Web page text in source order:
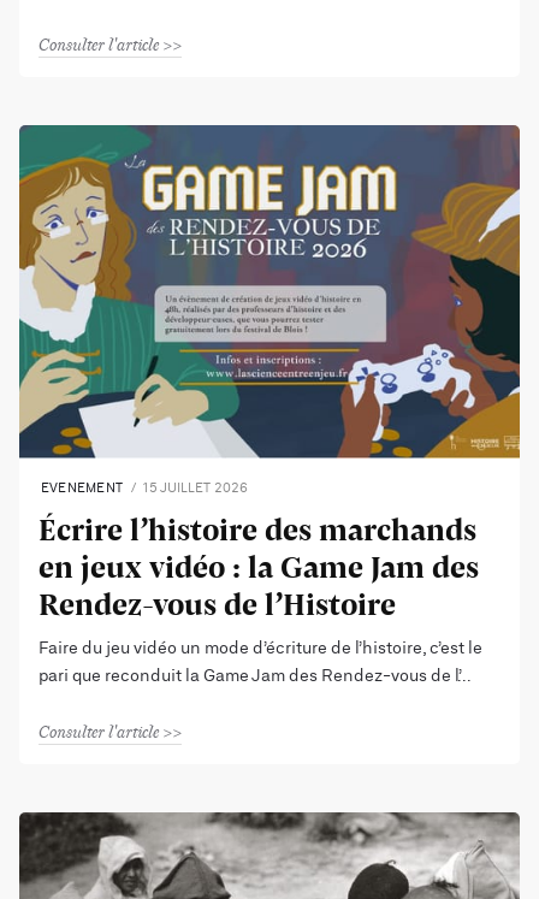
Consulter l'article
EVENEMENT 15 JUILLET 2026
Écrire l’histoire des marchands
en jeux vidéo : la Game Jam des
Rendez-vous de l’Histoire
Faire du jeu vidéo un mode d’écriture de l’histoire, c’est le
pari que reconduit la Game Jam des Rendez-vous de l’
Consulter l'article